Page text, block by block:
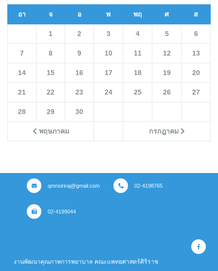
อา จ อ พ พฤ ศ ส
พฤษภาคม กรกฎาคม
1 2 3 4 5 6
7 8 9 10 11 12 13
14 15 16 17 18 19 20
21 22 23 24 25 26 27
28 29 30
qmnsiriraj@gmail.com 02-4198765
02-4199044
งานพัฒนาคุณภาพการพยาบาล คณะแพทยศาสตร์ศิริราช